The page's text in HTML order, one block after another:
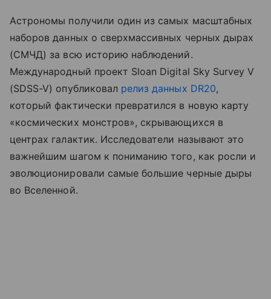
Астрономы получили один из самых масштабных
наборов данных о сверхмассивных черных дырах
(СМЧД) за всю историю наблюдений.
Международный проект Sloan Digital Sky Survey V
(SDSS-V) опубликовал релиз данных DR20,
который фактически превратился в новую карту
«космических монстров», скрывающихся в
центрах галактик. Исследователи называют это
важнейшим шагом к пониманию того, как росли и
эволюционировали самые большие черные дыры
во Вселенной.